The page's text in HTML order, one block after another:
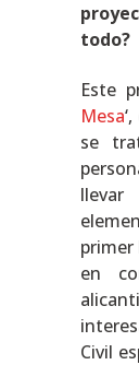
todo?
Este
Mesa
se
en
Civil